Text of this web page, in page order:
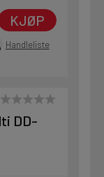
KJØP
Handleliste
DD-